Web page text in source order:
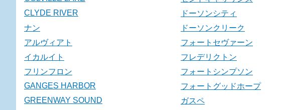
CLYDE RIVER
ドーソンシティ
ナン
ドーソンクリーク
アルヴィアト
フォートセヴァーン
イカルイト
フレデリクトン
フリンフロン
フォートシンプソン
GANGES HARBOR
フォートグッドホープ
GREENWAY SOUND
ガスペ